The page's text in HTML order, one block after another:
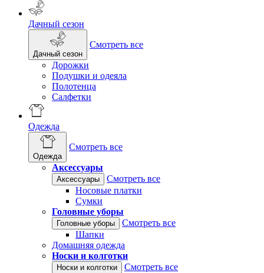
Дачный сезон
Дачный сезон
Смотреть все
Дорожки
Подушки и одеяла
Полотенца
Салфетки
Одежда
Одежда
Смотреть все
Аксессуары
Аксессуары
Смотреть все
Носовые платки
Сумки
Головные уборы
Головные уборы
Смотреть все
Шапки
Домашняя одежда
Носки и колготки
Носки и колготки
Смотреть все